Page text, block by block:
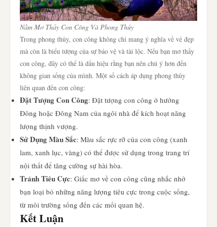
Nằm Mơ Thấy Con Công Và Phong Thủy
Trong phong thủy, con công không chỉ mang ý nghĩa về vẻ đẹp
mà còn là biểu tượng của sự bảo vệ và tài lộc. Nếu bạn mơ thấy
con công, đây có thể là dấu hiệu rằng bạn nên chú ý hơn đến
không gian sống của mình. Một số cách áp dụng phong thủy
liên quan đến con công:
Đặt Tượng Con Công: Đặt tượng con công ở hướng
Đông hoặc Đông Nam của ngôi nhà để kích hoạt năng
lượng thịnh vượng.
Sử Dụng Màu Sắc: Màu sắc rực rỡ của con công (xanh
lam, xanh lục, vàng) có thể được sử dụng trong trang trí
nội thất để tăng cường sự hài hòa.
Tránh Tiêu Cực: Giấc mơ về con công cũng nhắc nhở
bạn loại bỏ những năng lượng tiêu cực trong cuộc sống,
từ môi trường sống đến các mối quan hệ.
Kết Luận